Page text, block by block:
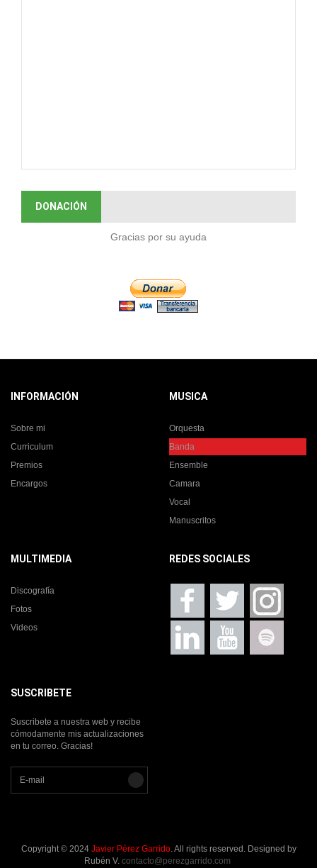
DONACIÓN
Gracias por su ayuda
INFORMACIÓN
Sobre mi
Curriculum
Premios
Encargos
MUSICA
Orquesta
Banda
Ensemble
Camara
Vocal
Manuscritos
MULTIMEDIA
Discografía
Fotos
Videos
REDES SOCIALES
SUSCRIBETE
Suscribete a nuestra web y recibe
cómodamente mis actualizaciones
en tu correo. Gracias!
Copyright © 2024 Javier Pérez Garrido. All rights reserved. Designed by
Rubén V. contacto@perezgarrido.com